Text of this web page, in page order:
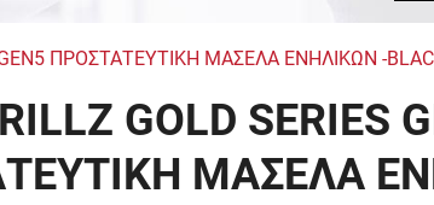
GEN5 ΠΡΟΣΤΑΤΕΥΤΙΚΗ ΜΑΣΕΛΑ ΕΝΗΛΙΚΩΝ -
GOLD SERIES
ΜΑΣΕΛΑ